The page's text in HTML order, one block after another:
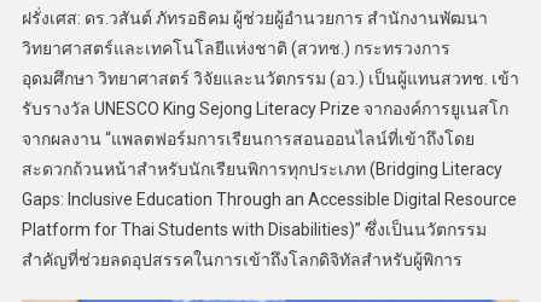
ฝรั่งเศส: ดร.วสันต์ ภัทรอธิคม ผู้ช่วยผู้อำนวยการ สำนักงานพัฒนา
วิทยาศาสตร์และเทคโนโลยีแห่งชาติ (สวทช.) กระทรวงการ
อุดมศึกษา วิทยาศาสตร์ วิจัยและนวัตกรรม (อว.) เป็นผู้แทนสวทช. เข้า
รับรางวัล UNESCO King Sejong Literacy Prize จากองค์การยูเนสโก
จากผลงาน “แพลตฟอร์มการเรียนการสอนออนไลน์ที่เข้าถึงโดย
สะดวกถ้วนหน้าสำหรับนักเรียนพิการทุกประเภท (Bridging Literacy
Gaps: Inclusive Education Through an Accessible Digital Resource
Platform for Thai Students with Disabilities)” ซึ่งเป็นนวัตกรรม
สำคัญที่ช่วยลดอุปสรรคในการเข้าถึงโลกดิจิทัลสำหรับผู้พิการ